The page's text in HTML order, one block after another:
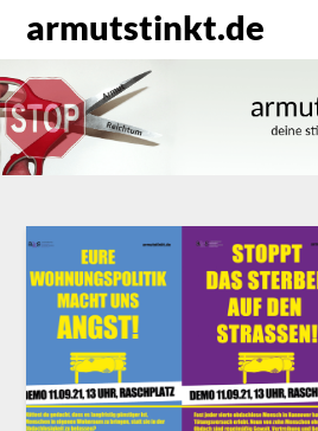
zum
Inhalt
armutstinkt.de